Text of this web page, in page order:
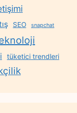
SEO snapchat
tüketici trendleri